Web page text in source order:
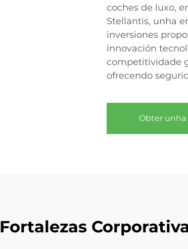
coches de luxo,
Stellantis, unha
inversiones
innovación
competitividade
ofrecendo
Obter unha
Fortalezas